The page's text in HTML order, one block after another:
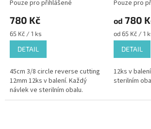
Pouze pro přihlášené
780 Kč
Měrná
cena:
65 Kč / 1 ks
DETAIL
45cm 3/8 circle reverse cutting
12mm 12ks v balení. Každý
návlek ve sterilním obalu.
Pouze pro
od 780
Měrná
cena:
od 65 Kč / 1
DETAIL
12ks v
sterilním